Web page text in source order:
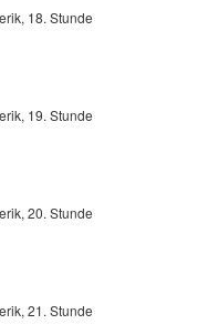
18. Stunde
19. Stunde
20. Stunde
21. Stunde